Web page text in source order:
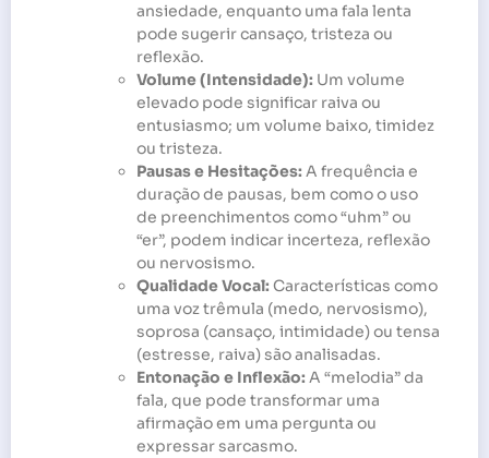
ansiedade, enquanto uma fala lenta
pode sugerir cansaço, tristeza ou
reflexão.
Volume (Intensidade): Um volume
elevado pode significar raiva ou
entusiasmo; um volume baixo, timidez
ou tristeza.
Pausas e Hesitações: A frequência e
duração de pausas, bem como o uso
de preenchimentos como “uhm” ou
“er”, podem indicar incerteza, reflexão
ou nervosismo.
Qualidade Vocal: Características como
uma voz trêmula (medo, nervosismo),
soprosa (cansaço, intimidade) ou tensa
(estresse, raiva) são analisadas.
Entonação e Inflexão: A “melodia” da
fala, que pode transformar uma
afirmação em uma pergunta ou
expressar sarcasmo.